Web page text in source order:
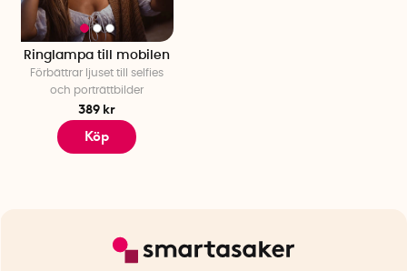
Ringlampa till mobilen
Förbättrar ljuset till selfies
och porträttbilder
389 kr
Köp